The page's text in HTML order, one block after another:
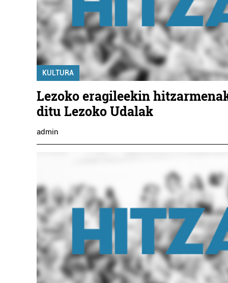
KULTURA
Lezoko eragileekin
ditu Lezoko Udalak
admin